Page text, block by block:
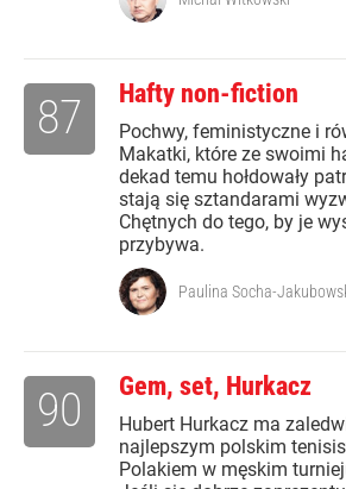
Hafty non-fiction
Pochwy, feministyczne i
Makatki, które ze swoimi
dekad temu hołdowały
stają się sztandarami
Chętnych do tego, by je
przybywa.
87
Paulina Socha-
Gem, set, Hurkacz
Hubert Hurkacz ma
najlepszym polskim
Polakiem w męskim
90